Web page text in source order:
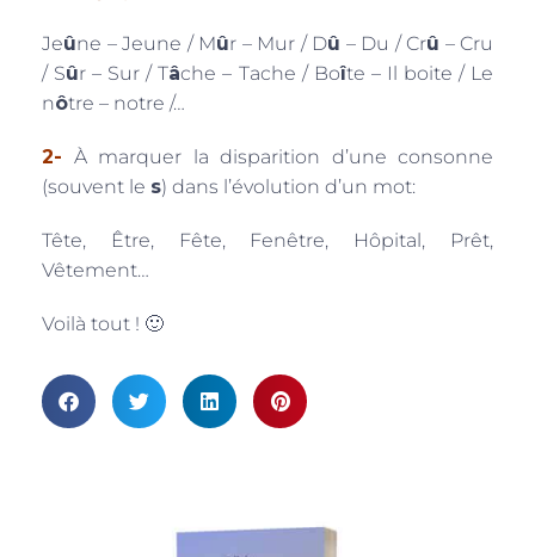
Jeûne – Jeune / Mûr – Mur / Dû – Du / Crû – Cru
/ Sûr – Sur / Tâche – Tache / Boîte – Il boite / Le
nôtre – notre /…
2- À marquer la disparition d’une consonne
(souvent le s) dans l’évolution d’un mot:
Tête, Être, Fête, Fenêtre, Hôpital, Prêt,
Vêtement…
Voilà tout ! 🙂